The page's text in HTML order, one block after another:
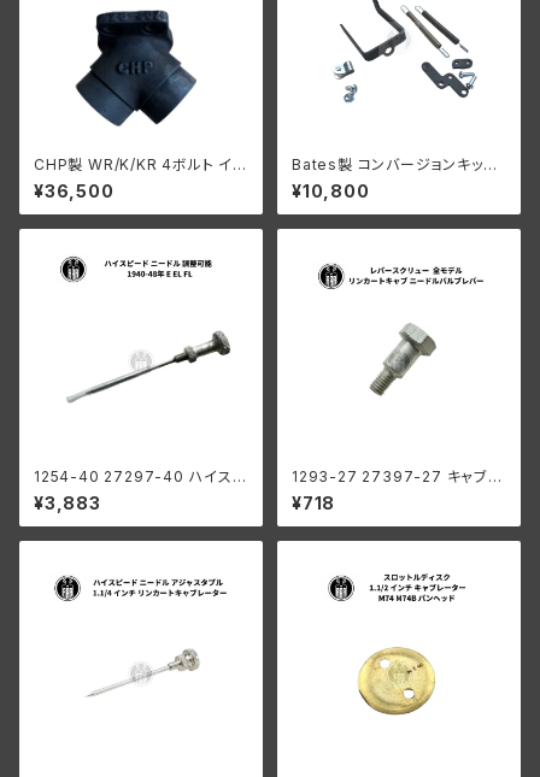
CHP製 WR/K/KR 4ボルト イン
テ ークマニホールド
¥36,500
Bates製 コンバージョンキット
キャブレーター ハーレーダビッ
ドソン ナックル フラットヘッド 1
936-39年
¥10,800
1254-40 27297-40 ハイスピ
ード ニードル 調整可能 ハーレ
ーダビッドソン 1940-48年 E E
L FL
¥3,883
1293-27 27397-27 キャブレ
ーター レバースクリュー ハーレ
ーダビッドソン 全モデル リンカ
ート ニードルバルブレバー
¥718